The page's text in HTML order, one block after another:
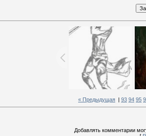
« Предыдущая 93 94 95
Добавлять комментарии